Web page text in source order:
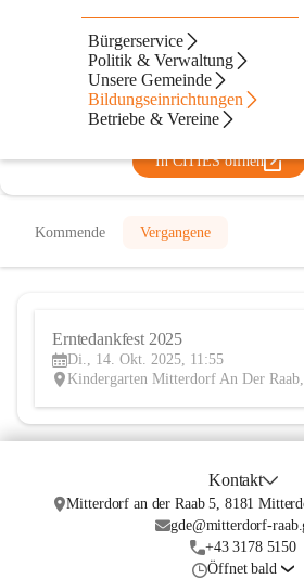
Bürgerservice
Politik & Verwaltung
Unsere Gemeinde
Bildungseinrichtungen
Betriebe & Vereine
Kindergarten
Raab
@kindergarten-mitterdorf-
Kindergarten
In CITIES öffnen
Kommende Vergangene
Erntedankfest 2025
Di., 14. Okt. 2025, 11:55
Kontakt
Mitterdorf an der Raab 5, 8181
gde@mitterdorf-
+43 3178 5150
Öffnet bald